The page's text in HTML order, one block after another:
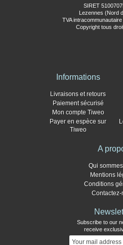
SIRET
Lezennes (Nord
TVA
Copyright tous
Informations
Livraisons et retours
Paiement sécurisé
Mon compte Tiweo
Payer en espèce sur
Tiweo
A
Qui
Mentions
Conditions
Contactez-
Subscribe to our
receive